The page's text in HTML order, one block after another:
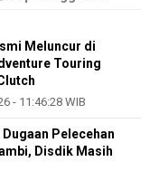
Meluncur di
Touring
- 11:46:28 WIB
Pelecehan
Disdik Masih